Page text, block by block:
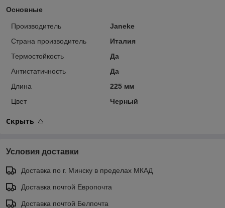
Основные
Производитель
Janeke
Страна производитель
Италия
Термостойкость
Да
Антистатичность
Да
Длина
225 мм
Цвет
Черный
Скрыть
Условия доставки
Доставка по г. Минску в пределах МКАД
Доставка почтой Европочта
Доставка почтой Белпочта